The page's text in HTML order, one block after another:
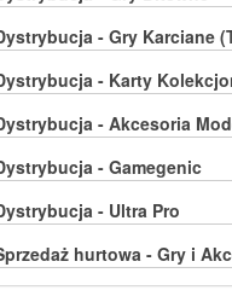
- Gry Karciane
- Karty
- Akcesoria
- Gamegenic
- Ultra Pro
hurtowa - Gry i